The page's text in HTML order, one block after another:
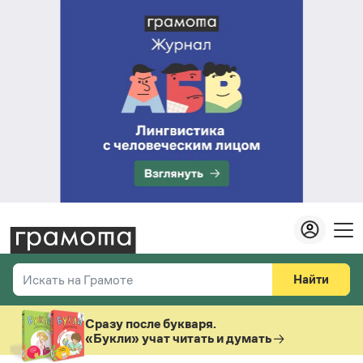
Искать на Грамоте
Справочная служба
Найти
Везде